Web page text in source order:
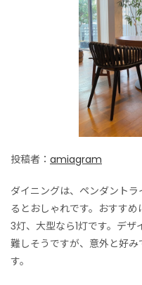
投稿者： amiagram
ダイニングは、ペンダント
るとおしゃれです。おすす
3灯、大型なら1灯です。デ
難しそうですが、意外と好
す。